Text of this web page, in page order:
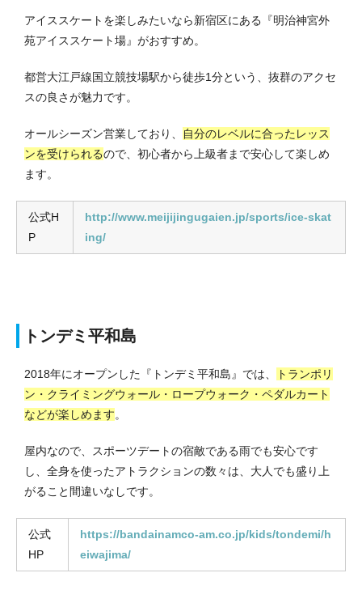
アイススケートを楽しみたいなら新宿区にある『明治神宮外
苑アイススケート場』がおすすめ。
都営大江戸線国立競技場駅から徒歩1分という、抜群のアクセ
スの良さが魅力です。
オールシーズン営業しており、
自分のレベルに合ったレッス
ンを受けられるので、初心者から上級者まで安心して楽しめ
ます。
公式H
P
http://www.meijijingugaien.jp/sports/ice-skat
ing/
トンデミ平和島
2018年にオープンした『トンデミ平和島』では、
トランポリ
ン・クライミングウォール・ロープウォーク・ペダルカート
などが楽しめます。
屋内なので、スポーツデートの宿敵である雨でも安心です
し、全身を使ったアトラクションの数々は、大人でも盛り上
がること間違いなしです。
公式
HP
https://bandainamco-am.co.jp/kids/tondemi/h
eiwajima/